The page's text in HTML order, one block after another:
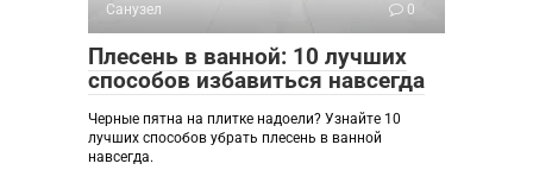
Санузел 0
Плесень в ванной: 10 лучших
способов избавиться навсегда
Черные пятна на плитке надоели? Узнайте 10
лучших способов убрать плесень в ванной
навсегда.